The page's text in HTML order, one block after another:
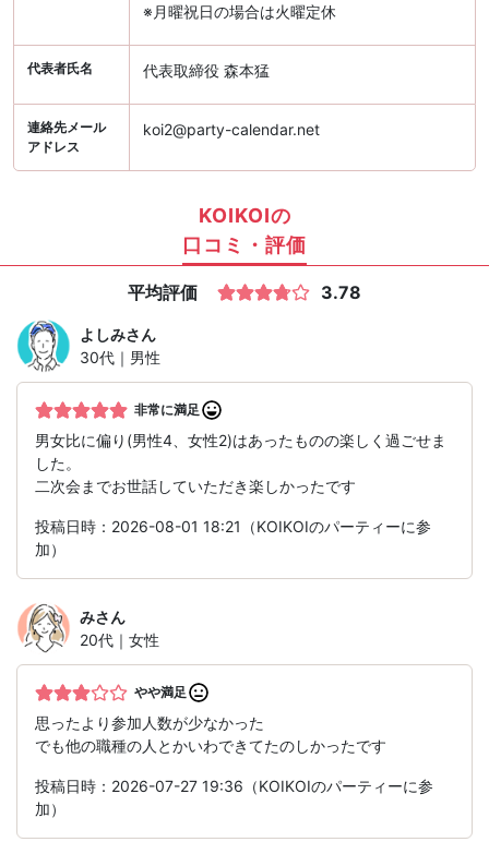
※月曜祝日の場合は火曜定休
代表者氏名 代表取締役 森本猛
連絡先メール
アドレス
koi2@party-calendar.net
KOIKOIの
口コミ・評価
平均評価 3.78
よしみさん
30代｜男性
非常に満足
男女比に偏り(男性4、女性2)はあったものの楽しく過ごせま
した。
二次会までお世話していただき楽しかったです
投稿日時：2026-08-01 18:21（KOIKOIのパーティーに参
加）
みさん
20代｜女性
やや満足
思ったより参加人数が少なかった
でも他の職種の人とかいわできてたのしかったです
投稿日時：2026-07-27 19:36（KOIKOIのパーティーに参
加）